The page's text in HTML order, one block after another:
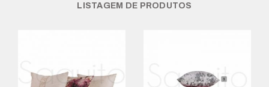
LISTAGEM DE PRODUTOS